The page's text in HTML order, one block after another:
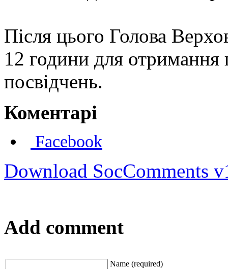
Після цього Голова
12 години для отримання
посвідчень.
Коментарі
Facebook
Download SocComments
Add comment
Name (required)